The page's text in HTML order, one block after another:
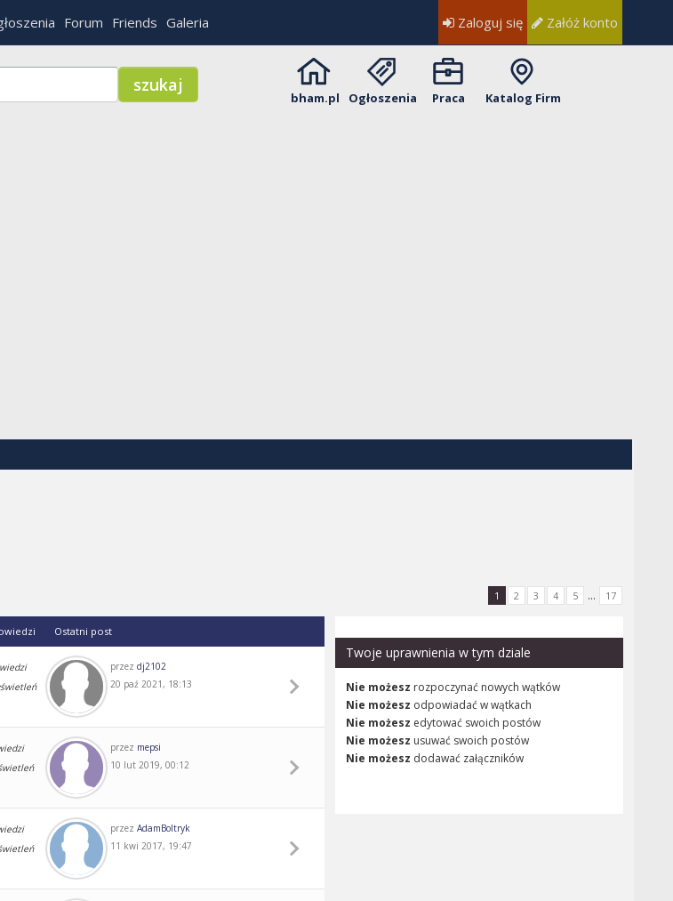
Forum Friends Galeria Zaloguj się Załóż konto
bham.pl Ogłoszenia Praca Katalog Firm
1 2 3 4 5 ... 17
Ostatni post
przez dj2102
20 paź 2021, 18:13
przez mepsi
10 lut 2019, 00:12
przez AdamBoltryk
11 kwi 2017, 19:47
Twoje uprawnienia w tym dziale
Nie możesz rozpoczynać nowych wątków
Nie możesz odpowiadać w wątkach
Nie możesz edytować swoich postów
Nie możesz usuwać swoich postów
Nie możesz dodawać załączników